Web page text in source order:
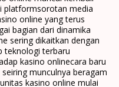
platformsorotan media
online yang terus
bagian dari dinamika
sering dikaitkan dengan
teknologi terbaru
kasino onlinecara baru
munculnya beragam
kasino online mulai